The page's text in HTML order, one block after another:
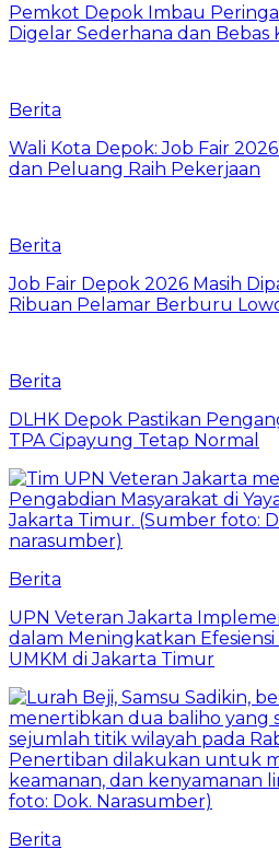
Pemkot Depok Imbau
Digelar Sederhana dan
Berita
Wali Kota Depok: Job Fair
dan Peluang Raih Pekerjaan
Berita
Job Fair Depok 2026 Masih
Ribuan Pelamar Berburu
Berita
DLHK Depok Pastikan
TPA Cipayung Tetap Normal
Berita
UPN Veteran Jakarta
dalam Meningkatkan
UMKM di Jakarta Timur
Berita